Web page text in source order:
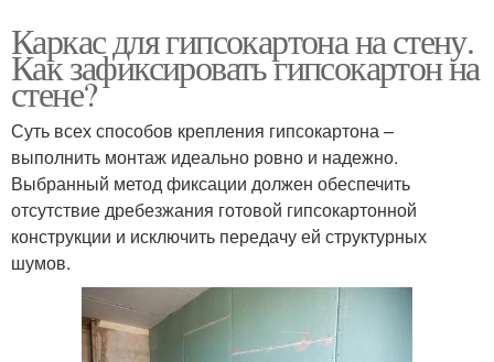
Каркас для гипсокартона на стену.
Как зафиксировать гипсокартон на
стене?
Суть всех способов крепления гипсокартона –
выполнить монтаж идеально ровно и надежно.
Выбранный метод фиксации должен обеспечить
отсутствие дребезжания готовой гипсокартонной
конструкции и исключить передачу ей структурных
шумов.